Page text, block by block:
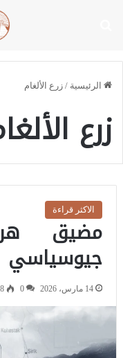
الرئيسية / زرع الألغام
زرع
الاكثر قراءة
مضيق
جيوسياسي
14 مارس، 2026 0